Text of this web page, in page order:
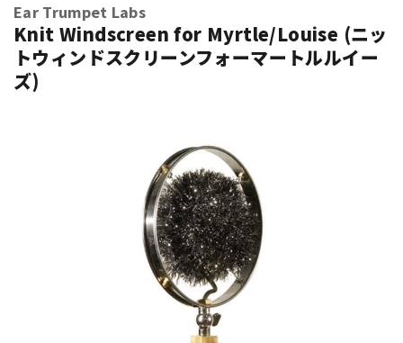
Ear Trumpet Labs
Knit Windscreen for Myrtle/Louise (ニッ
トウィンドスクリーンフォーマートルルイー
ズ)